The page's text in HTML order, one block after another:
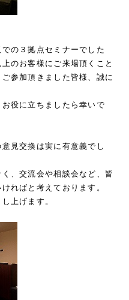
の３拠点セミナーでした
のお客様にご来場頂くこと
参加頂きました皆様、誠に
役に立ちましたら幸いで
見交換は実に有意義でし
、交流会や相談会など、皆
ればと考えております。
上げます。